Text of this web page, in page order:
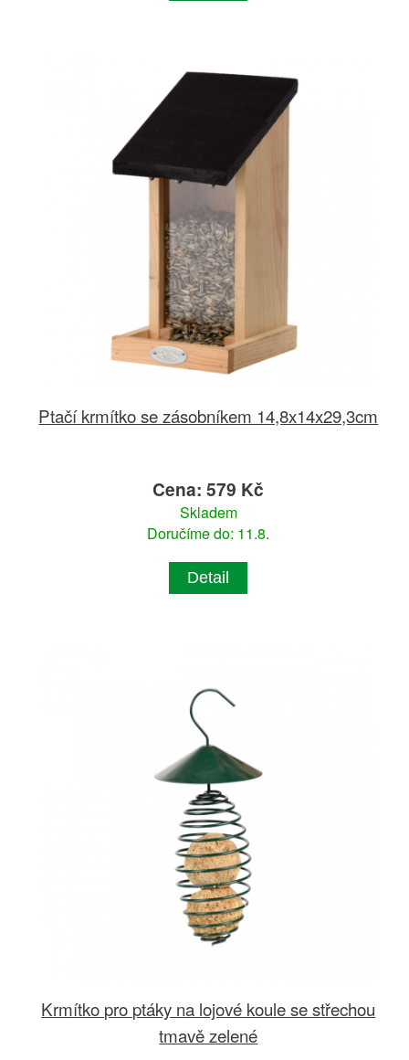
Ptačí krmítko se zásobníkem 14,8x14x29,3cm
Cena: 579 Kč
Skladem
Doručíme do: 11.8.
Detail
Krmítko pro ptáky na lojové koule se střechou
tmavě zelené